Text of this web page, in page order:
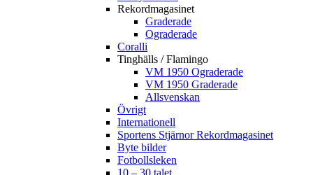
Rekordmagasinet
Graderade
Ograderade
Coralli
Tinghälls / Flamingo
VM 1950 Ograderade
VM 1950 Graderade
Allsvenskan
Övrigt
Internationell
Sportens Stjärnor Rekordmagasinet
Byte bilder
Fotbollsleken
10 – 30 talet